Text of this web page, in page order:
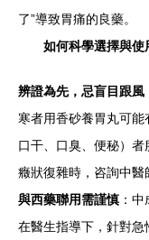
了”導致胃痛的良藥。
如何科學選擇與使
辨證為先，忌盲目跟風
寒者用香砂養胃丸可能
口干、口臭、便秘）
癥狀復雜時，咨詢中醫
與西藥聯用需謹慎 ：
在醫生指導下，針對